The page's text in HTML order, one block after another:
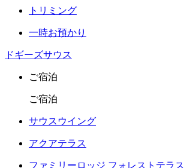
トリミング
一時お預かり
ドギーズサウス
ご宿泊
ご宿泊
サウスウイング
アクアテラス
ファミリーロッジ フォレストテラス